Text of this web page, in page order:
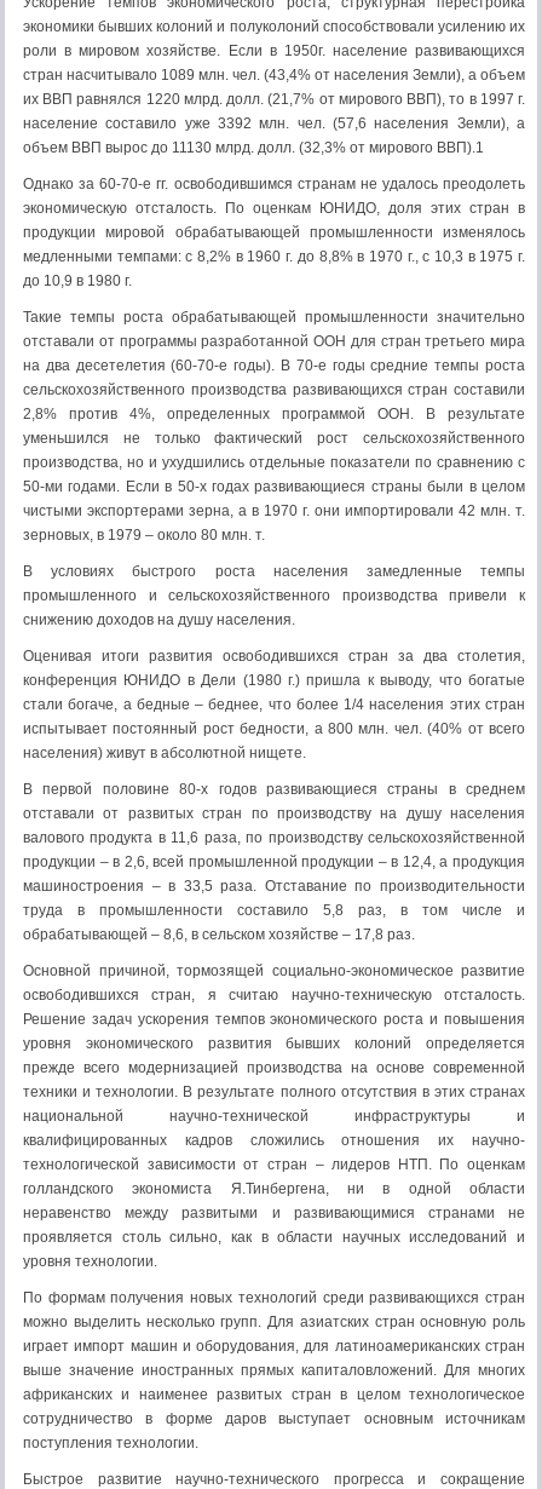
экономики бывших колоний и полуколоний способствовали усилению их
роли в мировом хозяйстве. Если в 1950г. население развивающихся
стран насчитывало 1089 млн. чел. (43,4% от населения Земли), а объем
их ВВП равнялся 1220 млрд. долл. (21,7% от мирового ВВП), то в 1997 г.
население составило уже 3392 млн. чел. (57,6 населения Земли), а
объем ВВП вырос до 11130 млрд. долл. (32,3% от мирового ВВП).1
Однако за 60-70-е гг. освободившимся странам не удалось преодолеть
экономическую отсталость. По оценкам ЮНИДО, доля этих стран в
продукции мировой обрабатывающей промышленности изменялось
медленными темпами: с 8,2% в 1960 г. до 8,8% в 1970 г., с 10,3 в 1975 г.
до 10,9 в 1980 г.
Такие темпы роста обрабатывающей промышленности значительно
отставали от программы разработанной ООН для стран третьего мира
на два десетелетия (60-70-е годы). В 70-е годы средние темпы роста
сельскохозяйственного производства развивающихся стран составили
2,8% против 4%, определенных программой ООН. В результате
уменьшился не только фактический рост сельскохозяйственного
производства, но и ухудшились отдельные показатели по сравнению с
50-ми годами. Если в 50-х годах развивающиеся страны были в целом
чистыми экспортерами зерна, а в 1970 г. они импортировали 42 млн. т.
зерновых, в 1979 – около 80 млн. т.
В условиях быстрого роста населения замедленные темпы
промышленного и сельскохозяйственного производства привели к
снижению доходов на душу населения.
Оценивая итоги развития освободившихся стран за два столетия,
конференция ЮНИДО в Дели (1980 г.) пришла к выводу, что богатые
стали богаче, а бедные – беднее, что более 1/4 населения этих стран
испытывает постоянный рост бедности, а 800 млн. чел. (40% от всего
населения) живут в абсолютной нищете.
В первой половине 80-х годов развивающиеся страны в среднем
отставали от развитых стран по производству на душу населения
валового продукта в 11,6 раза, по производству сельскохозяйственной
продукции – в 2,6, всей промышленной продукции – в 12,4, а продукция
машиностроения – в 33,5 раза. Отставание по производительности
труда в промышленности составило 5,8 раз, в том числе и
обрабатывающей – 8,6, в сельском хозяйстве – 17,8 раз.
Основной причиной, тормозящей социально-экономическое развитие
освободившихся стран, я считаю научно-техническую отсталость.
Решение задач ускорения темпов экономического роста и повышения
уровня экономического развития бывших колоний определяется
прежде всего модернизацией производства на основе современной
техники и технологии. В результате полного отсутствия в этих странах
национальной научно-технической инфраструктуры и
квалифицированных кадров сложились отношения их научно-
технологической зависимости от стран – лидеров НТП. По оценкам
голландского экономиста Я.Тинбергена, ни в одной области
неравенство между развитыми и развивающимися странами не
проявляется столь сильно, как в области научных исследований и
уровня технологии.
По формам получения новых технологий среди развивающихся стран
можно выделить несколько групп. Для азиатских стран основную роль
играет импорт машин и оборудования, для латиноамериканских стран
выше значение иностранных прямых капиталовложений. Для многих
африканских и наименее развитых стран в целом технологическое
сотрудничество в форме даров выступает основным источникам
поступления технологии.
Быстрое развитие научно-технического прогресса и сокращение